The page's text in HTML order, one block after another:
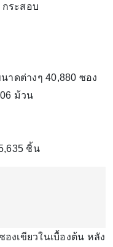
ระสอบ
าดต่างๆ 40,880 ซอง
ม้วน
ชิ้น
งเขียวในเบื้องต้น หลัง